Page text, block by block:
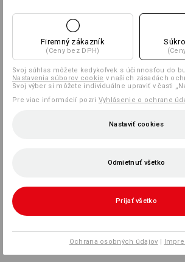
Firemný zákazník
(Ceny bez DPH)
Svoj súhlas môžete kedykoľvek s účinnosťou do
Nastavenia súborov cookie v našich zásadách
Svoj výber si môžete individuálne upraviť v časti
Pre viac informácií pozri Vyhlásenie o ochrane
Nastaviť cookies
Odmietnuť všetko
Prijať všetko
Ochrana osobných údajov |